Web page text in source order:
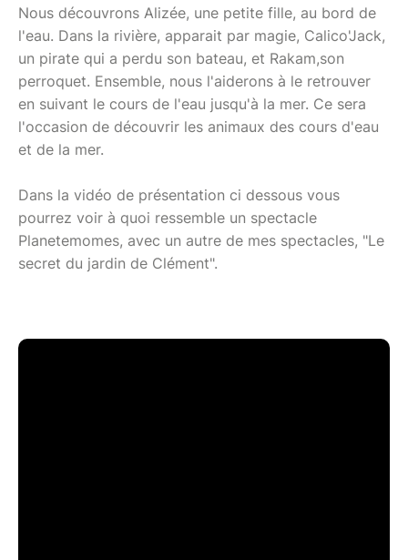
Nous découvrons Alizée, une petite fille, au bord de
l'eau. Dans la rivière, apparait par magie, Calico'Jack,
un pirate qui a perdu son bateau, et Rakam,son
perroquet. Ensemble, nous l'aiderons à le retrouver
en suivant le cours de l'eau jusqu'à la mer. Ce sera
l'occasion de découvrir les animaux des cours d'eau
et de la mer.
Dans la vidéo de présentation ci dessous vous
pourrez voir à quoi ressemble un spectacle
Planetemomes, avec un autre de mes spectacles, "Le
secret du jardin de Clément".